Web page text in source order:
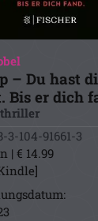
– Du hast
Bis er dich
3-104-91661-3
| € 14.99